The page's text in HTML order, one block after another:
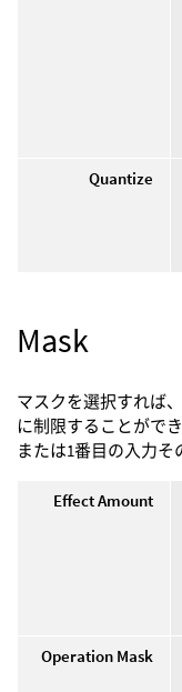
Quantize
Mask
マスクを選択すれば
に制限することがで
または1番目の入力そ
Effect Amount
Operation Mask